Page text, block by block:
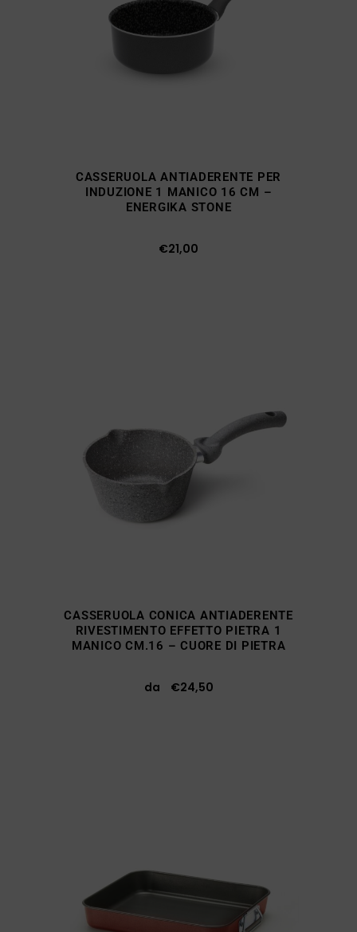
CASSERUOLA ANTIADERENTE PER
INDUZIONE 1 MANICO 16 CM –
ENERGIKA STONE
€21,00
CASSERUOLA CONICA ANTIADERENTE
RIVESTIMENTO EFFETTO PIETRA 1
MANICO CM.16 – CUORE DI PIETRA
da €24,50